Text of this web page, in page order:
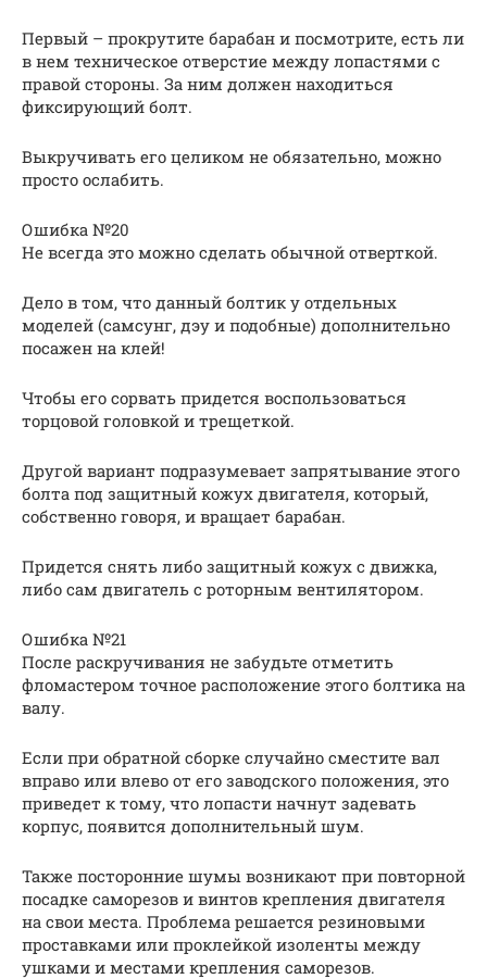
Первый – прокрутите барабан и посмотрите, есть ли
в нем техническое отверстие между лопастями с
правой стороны. За ним должен находиться
фиксирующий болт.
Выкручивать его целиком не обязательно, можно
просто ослабить.
Ошибка №20
Не всегда это можно сделать обычной отверткой.
Дело в том, что данный болтик у отдельных
моделей (самсунг, дэу и подобные) дополнительно
посажен на клей!
Чтобы его сорвать придется воспользоваться
торцовой головкой и трещеткой.
Другой вариант подразумевает запрятывание этого
болта под защитный кожух двигателя, который,
собственно говоря, и вращает барабан.
Придется снять либо защитный кожух с движка,
либо сам двигатель с роторным вентилятором.
Ошибка №21
После раскручивания не забудьте отметить
фломастером точное расположение этого болтика на
валу.
Если при обратной сборке случайно сместите вал
вправо или влево от его заводского положения, это
приведет к тому, что лопасти начнут задевать
корпус, появится дополнительный шум.
Также посторонние шумы возникают при повторной
посадке саморезов и винтов крепления двигателя
на свои места. Проблема решается резиновыми
проставками или проклейкой изоленты между
ушками и местами крепления саморезов.